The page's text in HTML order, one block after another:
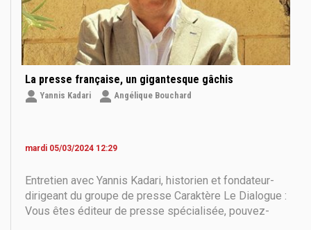
La presse française, un gigantesque gâchis
Yannis Kadari Angélique Bouchard
mardi 05/03/2024 12:29
Entretien avec Yannis Kadari, historien et fondateur-
dirigeant du groupe de presse Caraktère Le Dialogue :
Vous êtes éditeur de presse spécialisée, pouvez-